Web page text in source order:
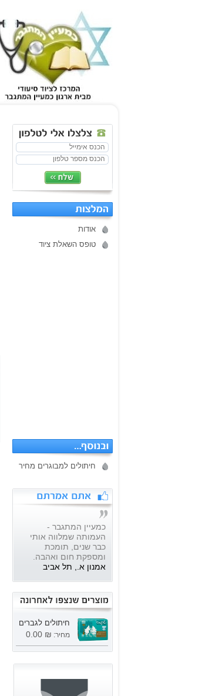
אודות
טופס השאלת ציוד
חיתולים למבוגרים מחיר
כמעיין המתגבר -
העמותה שמלווה אותי
כבר שנים, תומכת
ומספקת חום ואהבה.
אמנון א., תל אביב
חיתולים לגברים
מחיר: ₪ 0.00